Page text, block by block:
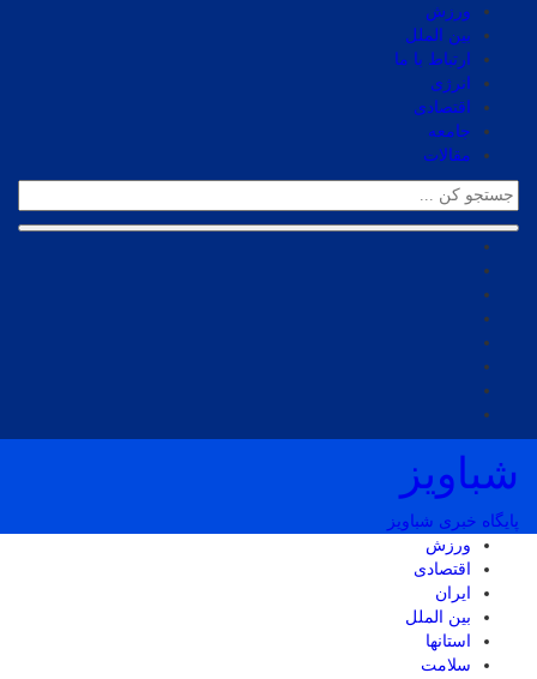
ورزش
بین الملل
ارتباط با ما
انرژی
اقتصادی
جامعه
مقالات
شباویز
پایگاه خبری شباویز
ورزش
اقتصادی
ایران
بین الملل
استانها
سلامت